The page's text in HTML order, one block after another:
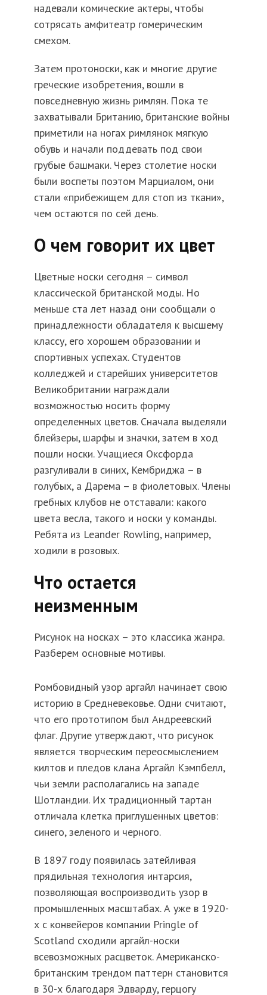
надевали комические актеры, чтобы
сотрясать амфитеатр гомерическим
смехом.
Затем протоноски, как и многие другие
греческие изобретения, вошли в
повседневную жизнь римлян. Пока те
захватывали Британию, британские войны
приметили на ногах римлянок мягкую
обувь и начали поддевать под свои
грубые башмаки. Через столетие носки
были воспеты поэтом Марциалом, они
стали «прибежищем для стоп из ткани»,
чем остаются по сей день.
О чем говорит их цвет
Цветные носки сегодня – символ
классической британской моды. Но
меньше ста лет назад они сообщали о
принадлежности обладателя к высшему
классу, его хорошем образовании и
спортивных успехах. Студентов
колледжей и старейших университетов
Великобритании награждали
возможностью носить форму
определенных цветов. Сначала выделяли
блейзеры, шарфы и значки, затем в ход
пошли носки. Учащиеся Оксфорда
разгуливали в синих, Кембриджа – в
голубых, а Дарема – в фиолетовых. Члены
гребных клубов не отставали: какого
цвета весла, такого и носки у команды.
Ребята из Leander Rowling, например,
ходили в розовых.
Что остается
неизменным
Рисунок на носках – это классика жанра.
Разберем основные мотивы.
Ромбовидный узор аргайл начинает свою
историю в Средневековье. Одни считают,
что его прототипом был Андреевский
флаг. Другие утверждают, что рисунок
является творческим переосмыслением
килтов и пледов клана Аргайл Кэмпбелл,
чьи земли располагались на западе
Шотландии. Их традиционный тартан
отличала клетка приглушенных цветов:
синего, зеленого и черного.
В 1897 году появилась затейливая
прядильная технология интарсия,
позволяющая воспроизводить узор в
промышленных масштабах. А уже в 1920-
х с конвейеров компании Pringle of
Scotland сходили аргайл-носки
всевозможных расцветок. Американско-
британским трендом паттерн становится
в 30-х благодаря Эдварду, герцогу